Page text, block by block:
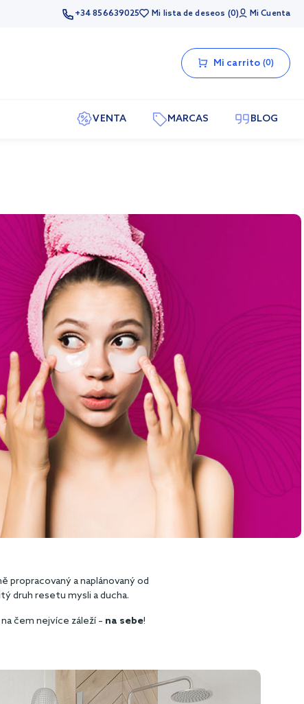
+34 856639025 Mi lista de deseos 0 Mi Cuenta
Mi carrito 0
VENTA MARCAS BLOG
propracovaný a naplánovaný od
druh resetu mysli a ducha.
čem nejvíce záleží – na sebe!